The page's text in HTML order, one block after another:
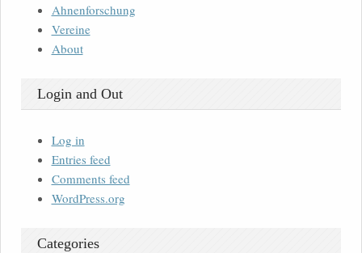
Ahnenforschung
Vereine
About
Login and Out
Log in
Entries feed
Comments feed
WordPress.org
Categories